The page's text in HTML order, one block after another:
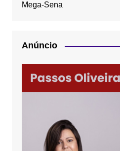
Mega-Sena
Anúncio